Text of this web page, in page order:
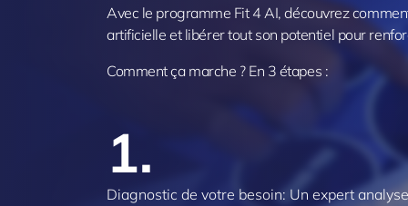
Avec le programme Fit 4 AI, découvrez
artificielle et libérer tout son potentiel pour
Comment ça marche ? En 3 étapes :
1.
Diagnostic de votre besoin: Un expert